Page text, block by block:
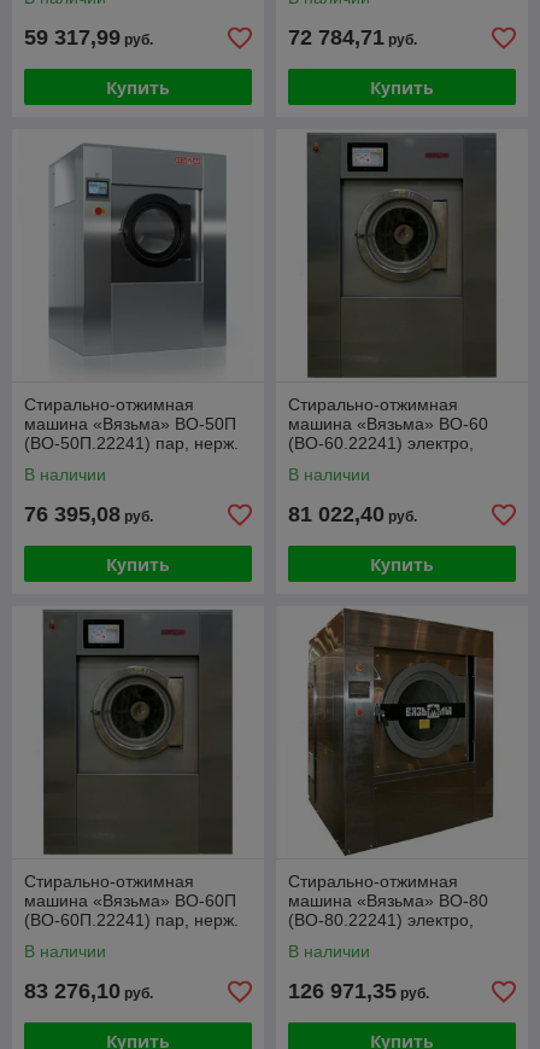
59 317,99 руб.
Купить
72 784,71 руб.
Купить
Стирально-отжимная
машина «Вязьма» ВО-50П
(ВО-50П.22241) пар, нерж.
В наличии
76 395,08 руб.
Купить
Стирально-отжимная
машина «Вязьма» ВО-60
(ВО-60.22241) электро,
В наличии
81 022,40 руб.
Купить
Стирально-отжимная
машина «Вязьма» ВО-60П
(ВО-60П.22241) пар, нерж.
В наличии
83 276,10 руб.
Купить
Стирально-отжимная
машина «Вязьма» ВО-80
(ВО-80.22241) электро,
В наличии
126 971,35 руб.
Купить